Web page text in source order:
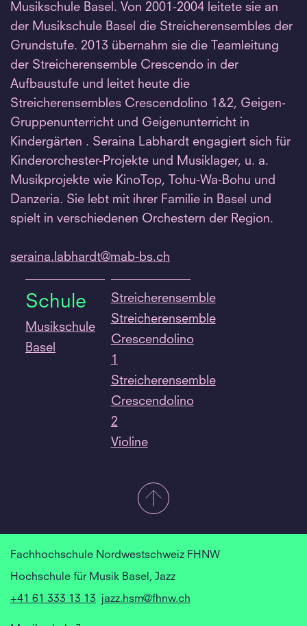
Musikschule Basel. Von 2001-2004 leitete sie an
der Musikschule Basel die Streicherensembles der
Grundstufe. 2013 übernahm sie die Teamleitung
der Streicherensemble Crescendo in der
Aufbaustufe und leitet heute die
Streicherensembles Crescendolino 1&2, Geigen-
Gruppenunterricht und Geigenunterricht in
Kindergärten . Seraina Labhardt engagiert sich für
Kinderorchester-Projekte und Musiklager, u. a.
Musikprojekte wie KinoTop, Tohu-Wa-Bohu und
Danzeria. Sie lebt mit ihrer Familie in Basel und
spielt in verschiedenen Orchestern der Region.
seraina. labhardt@mab-bs.ch
Schule
Musikschule
Basel
Streicherensemble
Streicherensemble
Crescendolino
1
Streicherensemble
Crescendolino
2
Violine
Fachhochschule Nordwestschweiz FHNW
Hochschule für Musik Basel, Jazz
+41 61 333 13 13
jazz.hsm@fhnw.ch